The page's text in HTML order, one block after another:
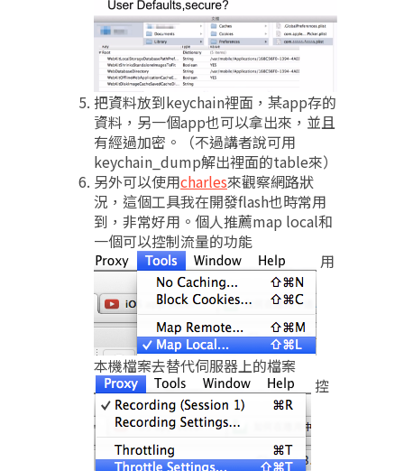
把資料放到keychain裡面，某app存的
資料，另一個app也可以拿出來，並且
有經過加密。（不過講者說可用
keychain_dump解出裡面的table來）
另外可以使用charles來觀察網路狀
況，這個工具我在開發flash也時常用
到，非常好用。個人推薦map local和
一個可以控制流量的功能
用
本機檔案去替代伺服器上的檔案
控